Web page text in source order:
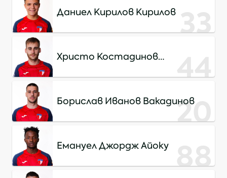
Даниел Кирилов Кирилов 33
Христо Костадинов
44
Борислав Иванов Вакадинов20
Емануел Джордж Айоку 88